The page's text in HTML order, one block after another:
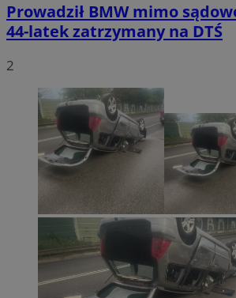
Prowadził BMW mimo
44-latek zatrzymany na DTŚ
2